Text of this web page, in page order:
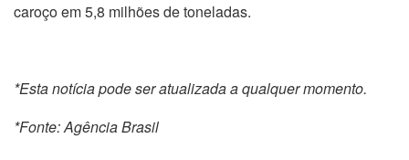
caroço em 5,8 milhões de toneladas.
*Esta notícia pode ser atualizada a qualquer momento.
*Fonte: Agência Brasil